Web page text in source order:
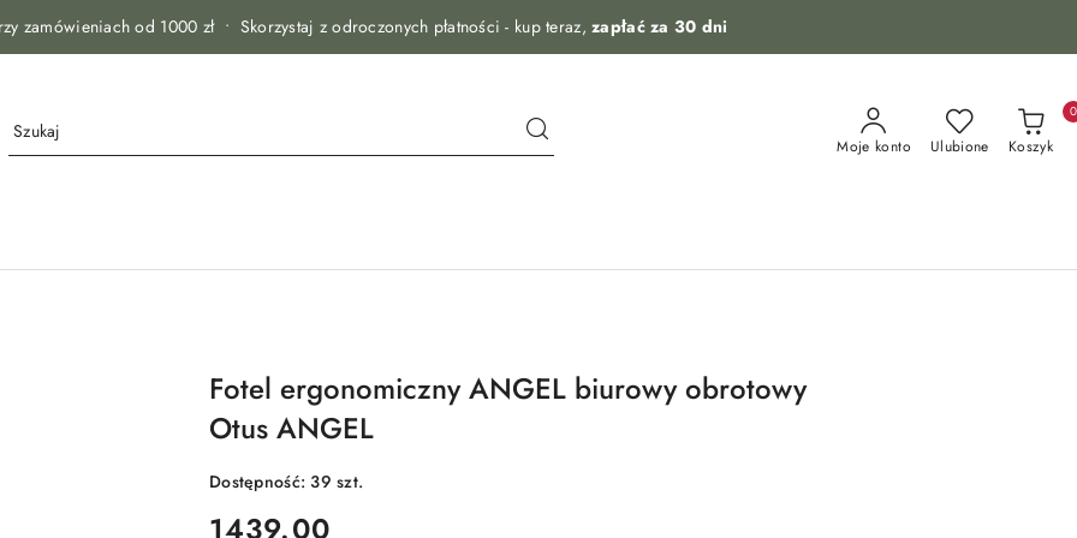
zamówieniach od 1000 zł • Skorzystaj z odroczonych płatności - kup teraz, zapłać za 30 dni
Moje konto Ulubione Koszyk
0
Fotel ergonomiczny ANGEL biurowy obrotowy
Otus ANGEL
Dostępność:39szt.
cena:
1439.00